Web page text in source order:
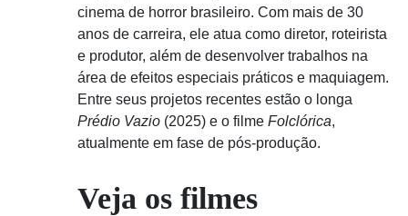
cinema de horror brasileiro. Com mais de 30
anos de carreira, ele atua como diretor, roteirista
e produtor, além de desenvolver trabalhos na
área de efeitos especiais práticos e maquiagem.
Entre seus projetos recentes estão o longa
Prédio Vazio (2025) e o filme Folclórica,
atualmente em fase de pós-produção.
Veja os filmes